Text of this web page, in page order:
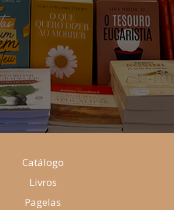
Catálogo
Livros
Pagelas